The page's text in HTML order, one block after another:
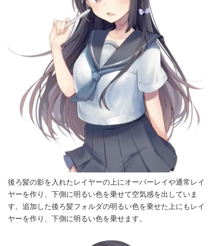
後ろ髪の影を入れたレイヤーの上にオーバーレイや通常レイ
ヤーを作り、下側に明るい色を乗せて空気感を出していま
す。追加した後ろ髪フォルダの明るい色を乗せた上にもレイ
ヤーを作り、下側に明るい色を乗せます。